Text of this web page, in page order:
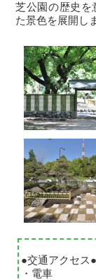
芝公園の歴史を
た景色を展開し
●交通アクセス●
・電車